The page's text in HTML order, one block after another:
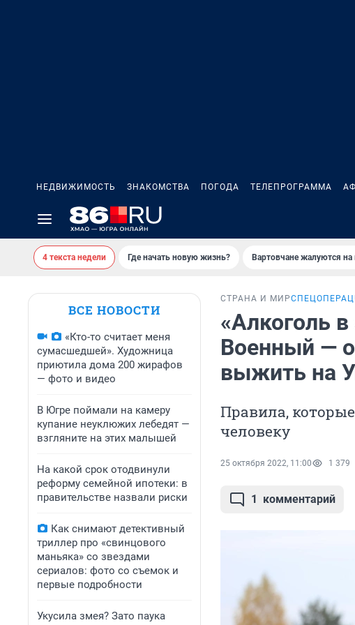
НЕДВИЖИМОСТЬ ЗНАКОМСТВА ПОГОДА ТЕЛЕПРОГРАММА
4 текста недели Где начать новую жизнь? Вартовчане жалуются на
ВСЕ НОВОСТИ
«Кто-то считает меня
сумасшедшей». Художница
приютила дома 200 жирафов
— фото и видео
В Югре поймали на камеру
купание неуклюжих лебедят —
взгляните на этих малышей
На какой срок отодвинули
реформу семейной ипотеки: в
правительстве назвали риски
Как снимают детективный
триллер про «свинцового
маньяка» со звездами
сериалов: фото со съемок и
первые подробности
Укусила змея? Зато паука
СТРАНА И МИР
«Алкоголь
Военный —
выжить на
Правила,
человеку
25 октября 2022, 11:00 1 379
1 комментарий